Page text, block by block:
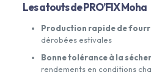
Les atouts de PRO’FIX Moha
Production rapide de
dérobées estivales
Bonne tolérance à la
rendements en conditions